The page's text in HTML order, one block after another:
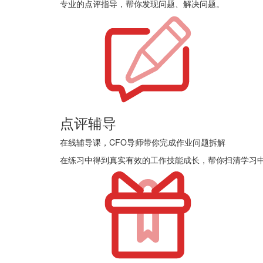
专业的点评指导，帮你发现问题、解决问题。
点评辅导
在线辅导课，CFO导师带你完成作业问题拆解
在练习中得到真实有效的工作技能成长，帮你扫清学习